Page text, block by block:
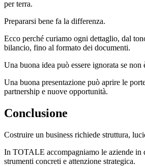
per terra.
Prepararsi bene fa la differenza.
Ecco perché curiamo ogni dettaglio, dal
bilancio, fino al formato dei documenti.
Una buona idea può essere ignorata se non
Una buona presentazione può aprire le
partnership e nuove opportunità.
Conclusione
Costruire un business richiede struttura,
In TOTALE accompagniamo le aziende in
strumenti concreti e attenzione strategica.